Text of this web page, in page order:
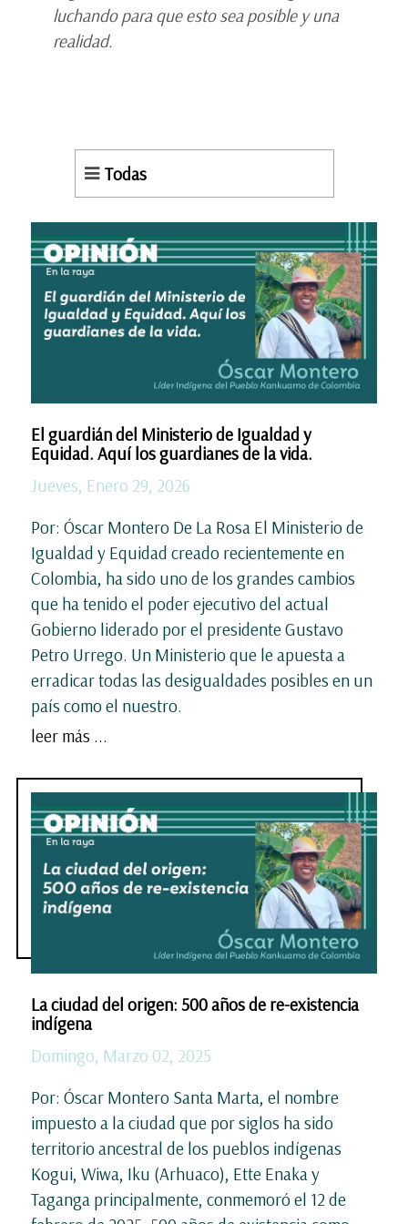
luchando para que esto sea posible y una
realidad.
Todas
El guardián del Ministerio de Igualdad y
Equidad. Aquí los guardianes de la vida.
Jueves, Enero 29, 2026
Por: Óscar Montero De La Rosa El Ministerio de
Igualdad y Equidad creado recientemente en
Colombia, ha sido uno de los grandes cambios
que ha tenido el poder ejecutivo del actual
Gobierno liderado por el presidente Gustavo
Petro Urrego. Un Ministerio que le apuesta a
erradicar todas las desigualdades posibles en un
país como el nuestro.
leer más ...
La ciudad del origen: 500 años de re-existencia
indígena
Domingo, Marzo 02, 2025
Por: Óscar Montero Santa Marta, el nombre
impuesto a la ciudad que por siglos ha sido
territorio ancestral de los pueblos indígenas
Kogui, Wiwa, Iku (Arhuaco), Ette Enaka y
Taganga principalmente, conmemoró el 12 de